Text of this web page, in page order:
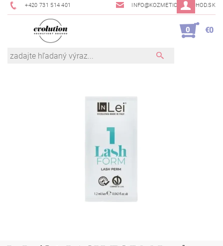
+420 731 514 401 INFO@KOZMETICKYOBCHOD.SK
0 €0